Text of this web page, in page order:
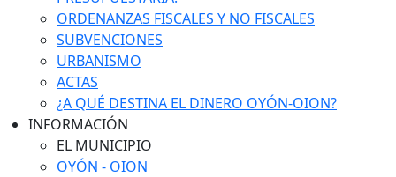
ORDENANZAS FISCALES Y NO FISCALES
SUBVENCIONES
URBANISMO
ACTAS
¿A QUÉ DESTINA EL DINERO OYÓN-OION?
INFORMACIÓN
EL MUNICIPIO
OYÓN - OION